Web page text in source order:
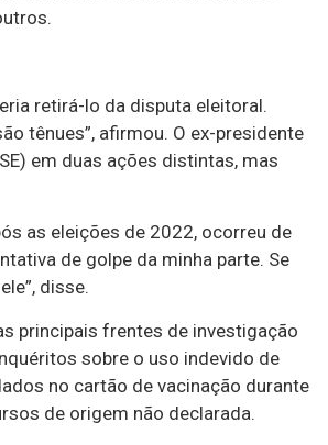
retirá-lo da disputa eleitoral.
tênues”, afirmou. O ex-presidente
em duas ações distintas, mas
as eleições de 2022, ocorreu de
de golpe da minha parte. Se
disse.
principais frentes de investigação
sobre o uso indevido de
no cartão de vacinação durante
de origem não declarada.